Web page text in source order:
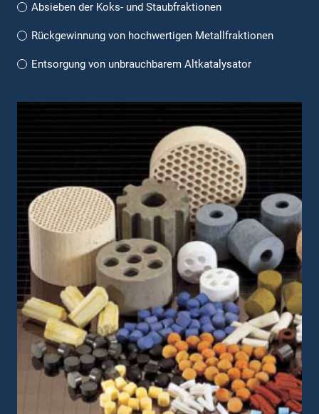
Absieben der Koks- und Staubfraktionen
Rückgewinnung von hochwertigen Metallfraktionen
Entsorgung von unbrauchbarem Altkatalysator